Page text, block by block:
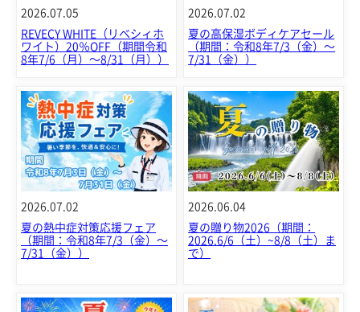
2026.07.05
REVECY WHITE（リベシィホ
ワイト）20％OFF（期間令和
8年7/6（月）～8/31（月））
2026.07.02
夏の高保湿ボディケアセール
（期間：令和8年7/3（金）～
7/31（金））
2026.07.02
夏の熱中症対策応援フェア
（期間：令和8年7/3（金）～
7/31（金））
2026.06.04
夏の贈り物2026（期間：
2026.6/6（土）~8/8（土）ま
で）